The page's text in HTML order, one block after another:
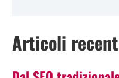
Articoli